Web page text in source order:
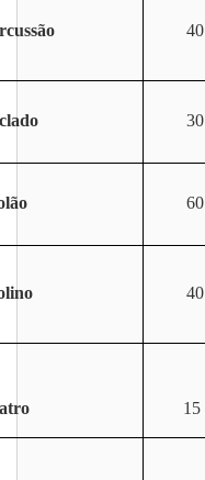
40
30
60
40
15